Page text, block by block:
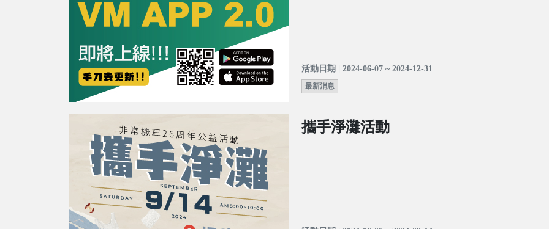
活動日期 | 2024-06-07 ~ 2024-12-31
最新消息
攜手淨灘活動